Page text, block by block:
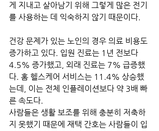
게 지내고 살아남기 위해 그렇게 많은 전기
를 사용하는 데 익숙하지 않기 때문이다.
건강 문제가 있는 노인의 경우 의료 비용도
증가하고 있다. 입원 진료는 1년 전보다
4.5% 증가했고, 외래 진료는 7% 급증했
다. 홈 헬스케어 서비스는 11.4% 상승했
는데, 이는 전체 인플레이션보다 약 3배 빠
른 속도다.
사람들은 생활 보조를 위해 충분히 저축하
지 못했기 때문에 재택 간호는 사람들이 입